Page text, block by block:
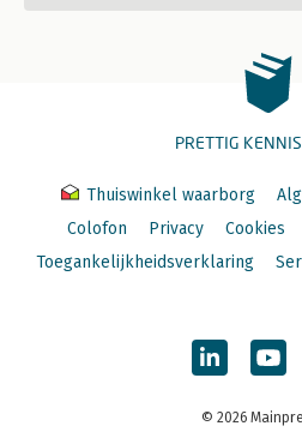
PRETTIG
Thuiswinkel waarborg
Colofon
Privacy Cookies
Toegankelijkheidsverklaring
© 2026